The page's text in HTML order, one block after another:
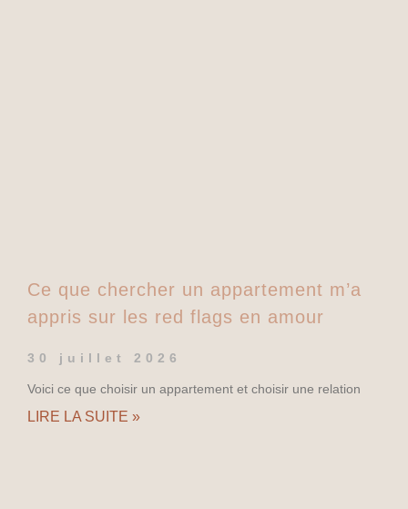
Ce que chercher un appartement m’a
appris sur les red flags en amour
30 juillet 2026
Voici ce que choisir un appartement et choisir une relation
LIRE LA SUITE »